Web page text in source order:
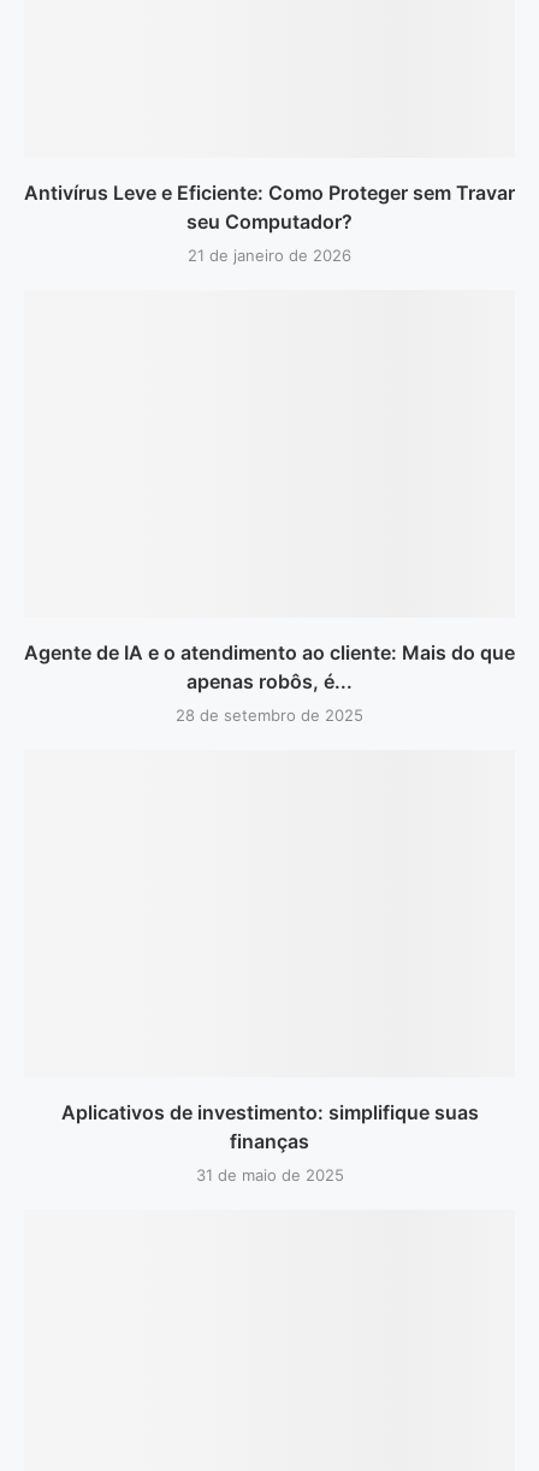
Antivírus Leve e Eficiente: Como Proteger sem Travar
seu Computador?
21 de janeiro de 2026
Agente de IA e o atendimento ao cliente: Mais do que
apenas robôs, é...
28 de setembro de 2025
Aplicativos de investimento: simplifique suas
finanças
31 de maio de 2025